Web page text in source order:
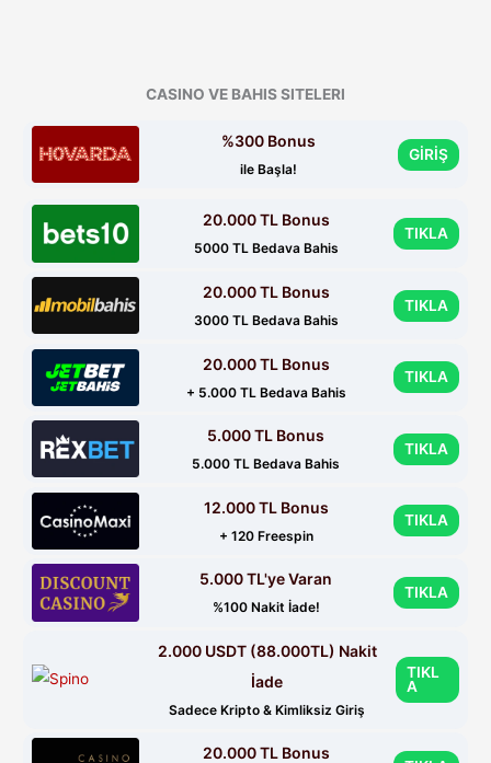
CASINO VE BAHIS SITELERI
%300 Bonus
ile Başla!
GİRİŞ
20.000 TL Bonus
5000 TL Bedava Bahis
TIKLA
20.000 TL Bonus
3000 TL Bedava Bahis
TIKLA
20.000 TL Bonus
+ 5.000 TL Bedava Bahis
TIKLA
5.000 TL Bonus
5.000 TL Bedava Bahis
TIKLA
12.000 TL Bonus
+ 120 Freespin
TIKLA
5.000 TL'ye Varan
%100 Nakit İade!
TIKLA
2.000 USDT (88.000TL) Nakit
İade
Sadece Kripto & Kimliksiz Giriş
TIKL
A
20.000 TL Bonus